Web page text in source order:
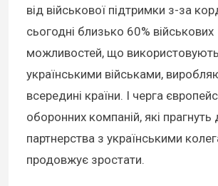
від військової підтримки з-за
сьогодні близько 60% військових
можливостей, що
українськими військами,
всередині країни. І черга
оборонних компаній, які прагнуть
партнерства з українськими
продовжує зростати.